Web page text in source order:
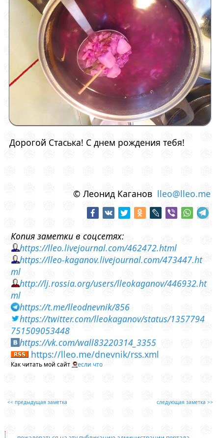
Дорогой Стаська! С днем рождения тебя!
© Леонид Каганов lleo@lleo.me
Копия заметки в соцсетях:
https://lleo.livejournal.com/462472.html
https://lleo-kaganov.livejournal.com/473447.ht
ml
http://lj.rossia.org/users/lleokaganov/446932.ht
ml
https://t.me/lleodnevnik/856
https://twitter.com/lleokaganov/status/1357794
751509053448
https://vk.com/wall83220314_3355
https://lleo.me/dnevnik/rss.xml
Как читать мой сайт если что
<< предыдущая заметка следующая заметка >>